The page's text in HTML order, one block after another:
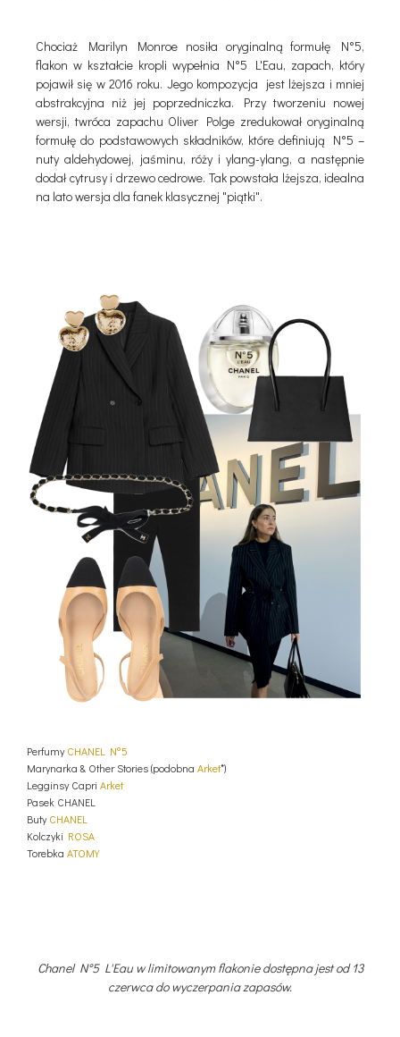
Chociaż Marilyn Monroe nosiła oryginalną formułę N°5,
flakon w kształcie kropli wypełnia N°5 L'Eau, zapach, który
pojawił się w 2016 roku. Jego kompozycja jest lżejsza i mniej
abstrakcyjna niż jej poprzedniczka. Przy tworzeniu nowej
wersji, twróca zapachu Oliver Polge zredukował oryginalną
formułę do podstawowych składników, które definiują N°5 –
nuty aldehydowej, jaśminu, róży i ylang-ylang, a następnie
dodał cytrusy i drzewo cedrowe. Tak powstała lżejsza, idealna
na lato wersja dla fanek klasycznej "piątki".
PerfumyCHANEL N°5
Marynarka & Other Stories (podobna Arket*)
Legginsy Capri Arket
Pasek CHANEL
ButyCHANEL
Kolczyki ROSA
Torebka ATOMY
Chanel N°5 L'Eau w limitowanym flakonie dostępna jest od 13
czerwca do wyczerpania zapasów.